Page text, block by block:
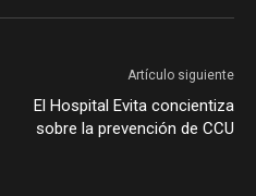
Artículo siguiente
El Hospital Evita concientiza
sobre la prevención de CCU